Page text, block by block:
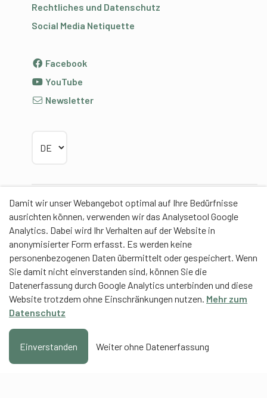
Damit wir unser Webangebot optimal auf Ihre Bedürfnisse
ausrichten können, verwenden wir das Analysetool Google
Analytics. Dabei wird Ihr Verhalten auf der Website in
anonymisierter Form erfasst. Es werden keine
personenbezogenen Daten übermittelt oder gespeichert. Wenn
Sie damit nicht einverstanden sind, können Sie die
Datenerfassung durch Google Analytics unterbinden und diese
Website trotzdem ohne Einschränkungen nutzen. Mehr zum
Datenschutz
Einverstanden Weiter ohne Datenerfassung
Rechtliches und Datenschutz
Social Media Netiquette
Facebook
YouTube
Newsletter
Partner
Contentpartner
Eidgenössische Hochschule für Sport Magglingen
EHSM